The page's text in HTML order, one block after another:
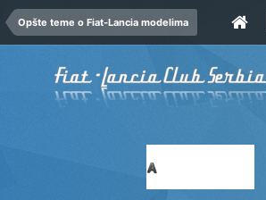
Opšte teme o Fiat-Lancia modelima